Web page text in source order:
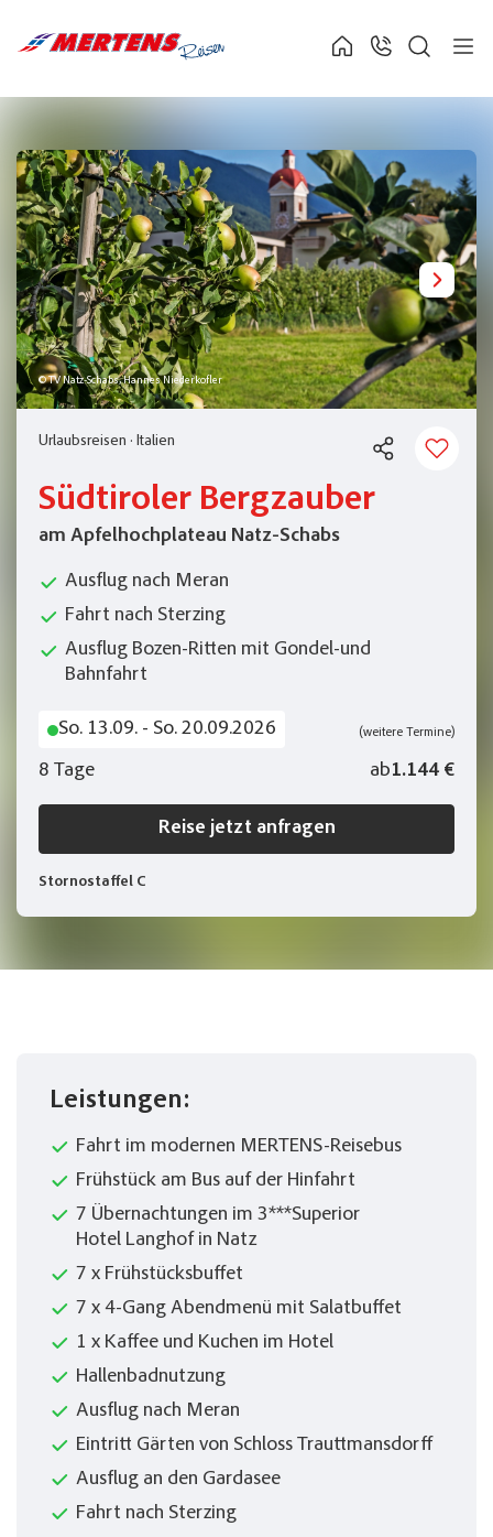
© TV Natz-Schabs, Hannes Niederkofler
Urlaubsreisen · Italien
Südtiroler Bergzauber
am Apfelhochplateau Natz-Schabs
Ausflug nach Meran
Fahrt nach Sterzing
Ausflug Bozen-Ritten mit Gondel-und
Bahnfahrt
So. 13.09. - So. 20.09.2026 (weitere Termine)
8 Tage ab1.144 €
Reise jetzt anfragen
Stornostaffel C
Leistungen:
Fahrt im modernen MERTENS-Reisebus
Frühstück am Bus auf der Hinfahrt
7 Übernachtungen im 3***Superior
Hotel Langhof in Natz
7 x Frühstücksbuffet
7 x 4-Gang Abendmenü mit Salatbuffet
1 x Kaffee und Kuchen im Hotel
Hallenbadnutzung
Ausflug nach Meran
Eintritt Gärten von Schloss Trauttmansdorff
Ausflug an den Gardasee
Fahrt nach Sterzing